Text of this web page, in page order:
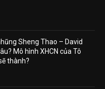
Sheng Thao – David
Mô hình XHCN của Tô
thành?